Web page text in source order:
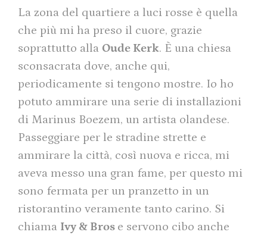
La zona del quartiere a luci rosse è quella
che più mi ha preso il cuore, grazie
soprattutto alla Oude Kerk. È una chiesa
sconsacrata dove, anche qui,
periodicamente si tengono mostre. Io ho
potuto ammirare una serie di installazioni
di Marinus Boezem, un artista olandese.
Passeggiare per le stradine strette e
ammirare la città, così nuova e ricca, mi
aveva messo una gran fame, per questo mi
sono fermata per un pranzetto in un
ristorantino veramente tanto carino. Si
chiama Ivy & Bros e servono cibo anche